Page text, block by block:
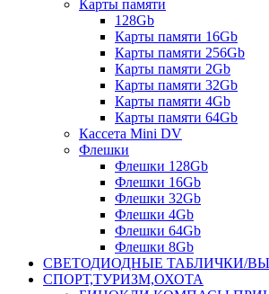
Карты памяти
128Gb
Карты памяти 16Gb
Карты памяти 256Gb
Карты памяти 2Gb
Карты памяти 32Gb
Карты памяти 4Gb
Карты памяти 64Gb
Кассета Mini DV
Флешки
Флешки 128Gb
Флешки 16Gb
Флешки 32Gb
Флешки 4Gb
Флешки 64Gb
Флешки 8Gb
СВЕТОДИОДНЫЕ ТАБЛИЧКИ/
СПОРТ,ТУРИЗМ,ОХОТА